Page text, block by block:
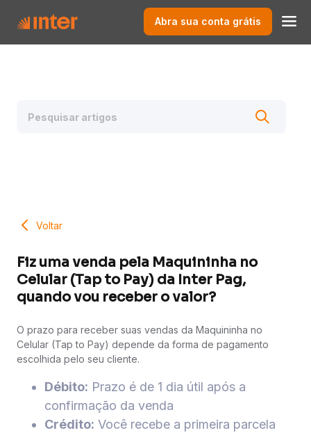
Abra sua conta grátis
Voltar
Fiz uma venda pela Maquininha no
Celular (Tap to Pay) da Inter Pag,
quando vou receber o valor?
O prazo para receber suas vendas da Maquininha no
Celular (Tap to Pay) depende da forma de pagamento
escolhida pelo seu cliente.
Débito: Prazo é de 1 dia útil após a
confirmação da venda
Crédito: Você recebe a primeira parcela